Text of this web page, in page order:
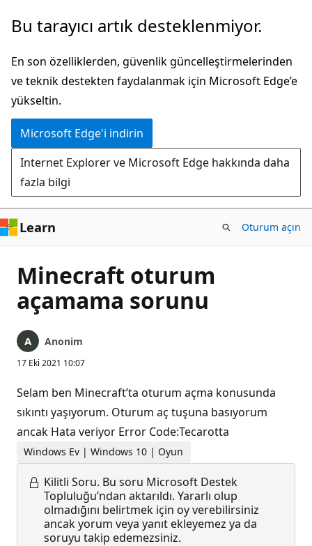
Ana
atla
Bu tarayıcı artık desteklenmiyor.
En son özelliklerden, güvenlik güncelleştirmelerinden
ve teknik destekten faydalanmak için Microsoft Edge’e
yükseltin.
Microsoft Edge'i indirin
Internet Explorer ve Microsoft Edge hakkında daha
fazla bilgi
Learn Oturum açın
Minecraft oturum
açamama sorunu
Anonim
17 Eki 2021 10:07
Selam ben Minecraft’ta oturum açma konusunda
sıkıntı yaşıyorum. Oturum aç tuşuna basıyorum
ancak Hata veriyor Error Code:Tecarotta
Windows Ev | Windows 10 | Oyun
Kilitli Soru. Bu soru Microsoft Destek
Topluluğu’ndan aktarıldı. Yararlı olup
olmadığını belirtmek için oy verebilirsiniz
ancak yorum veya yanıt ekleyemez ya da
soruyu takip edemezsiniz.